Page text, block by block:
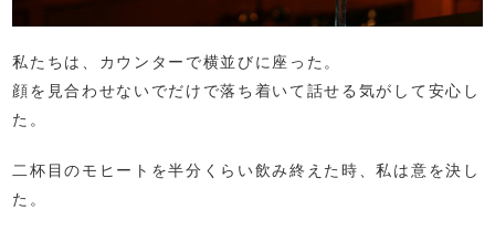
私たちは、カウンターで横並びに座った。
顔を見合わせないでだけで落ち着いて話せる気がして安心し
た。
二杯目のモヒートを半分くらい飲み終えた時、私は意を決し
た。